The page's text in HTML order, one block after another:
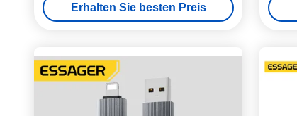
Erhalten Sie besten Preis